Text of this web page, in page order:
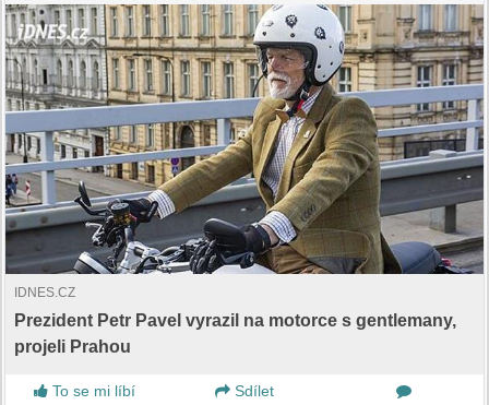
IDNES.CZ
Prezident Petr Pavel vyrazil na motorce s gentlemany,
projeli Prahou
To se mi líbí
Sdílet